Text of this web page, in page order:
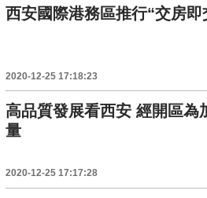
西安國際港務區推行“交房即
2020-12-25 17:18:23
高品質發展看西安 經開區為
量
2020-12-25 17:17:28